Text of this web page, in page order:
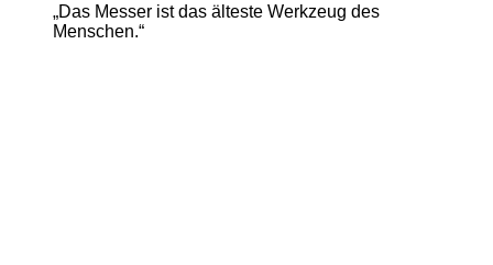
„Das Messer ist das älteste Werkzeug des
Menschen.“